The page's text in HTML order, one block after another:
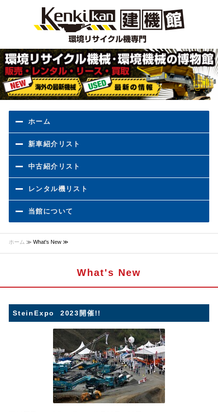
ホーム
新車紹介リスト
中古紹介リスト
レンタル機リスト
当館について
ホーム ≫ What's New ≫
What's New
SteinExpo 2023開催!!